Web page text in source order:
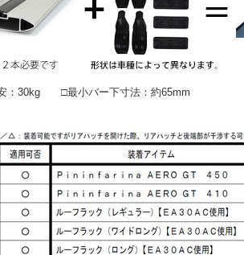
30kg □最小バー下寸法：約65mm